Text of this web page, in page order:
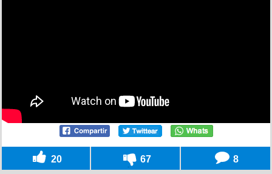
20 67 8